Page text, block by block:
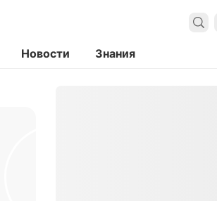
Новости Знания